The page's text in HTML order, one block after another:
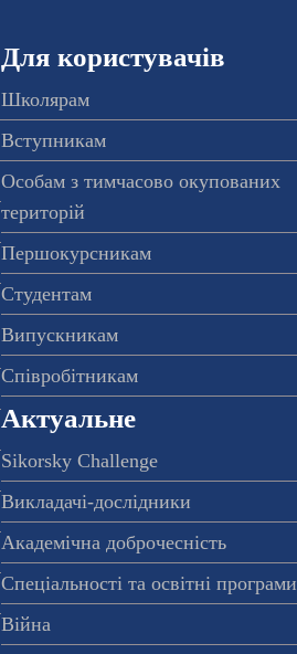
Для користувачів
Школярам
Вступникам
Особам з тимчасово окупованих
територій
Першокурсникам
Студентам
Випускникам
Співробітникам
Актуальне
Sikorsky Challenge
Викладачі-дослідники
Академічна доброчесність
Спеціальності та освітні програми
Війна